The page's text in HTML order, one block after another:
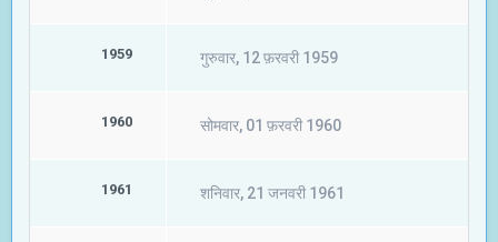
1959 गुरुवार, 12 फ़रवरी 1959
1960 सोमवार, 01 फ़रवरी 1960
1961 शनिवार, 21 जनवरी 1961